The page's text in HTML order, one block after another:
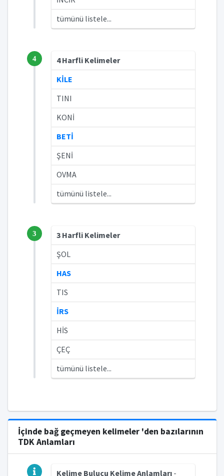
tümünü listele...
4
4 Harfli Kelimeler
KİLE
TINI
KONİ
BETİ
ŞENİ
OVMA
tümünü listele...
3
3 Harfli Kelimeler
ŞOL
HAS
TIS
İRS
HİS
ÇEÇ
tümünü listele...
İçinde bağ geçmeyen kelimeler 'den bazılarının
TDK Anlamları
Kelime Bulucu Kelime Anlamları -